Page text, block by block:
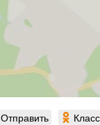
Отправить